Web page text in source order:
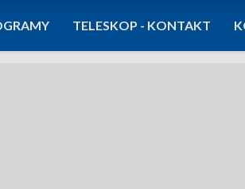
TELESKOP - KONTAKT